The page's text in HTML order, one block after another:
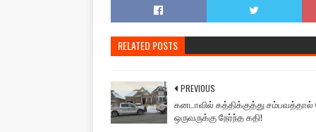
RELATED POSTS
PREVIOUS
கனடாவில் கத்திக்குத்து
ஒருவருக்கு நேர்ந்த கதி!